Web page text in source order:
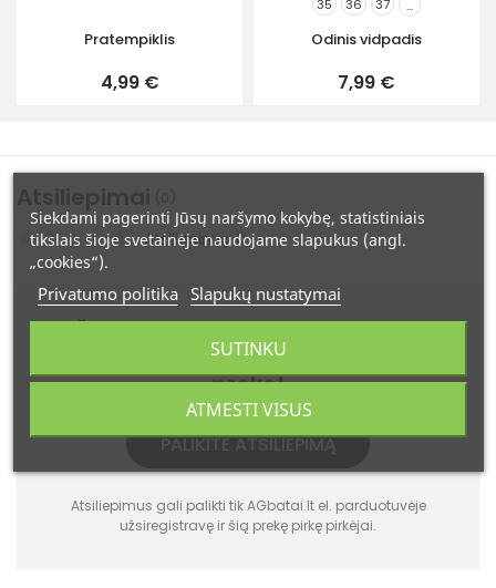
Pratempiklis
4,99 €
35 36 37 ...
Odinis vidpadis
7,99 €
Atsiliepimų: 0
Ši prekė dar neturi atsiliepimų.
Būkite pirmas - įvertinkite šią
prekę!
PALIKITE ATSILIEPIMĄ
Atsiliepimus gali palikti tik AGbatai.lt el. parduotuvėje
užsiregistravę ir šią prekę pirkę pirkėjai.
Siekdami pagerinti Jūsų naršymo kokybę, statistiniais
tikslais šioje svetainėje naudojame slapukus (angl.
„cookies“).
Privatumo politika Slapukų nustatymai
ATMESTI VISUS
SUTINKU